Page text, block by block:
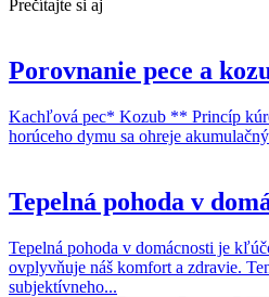
Prečítajte si aj
Porovnanie pece a
Kachľová pec* Kozub ** Princíp
horúceho dymu sa ohreje
Tepelná pohoda v
Tepelná pohoda v domácnosti je
ovplyvňuje náš komfort a zdravie.
subjektívneho...